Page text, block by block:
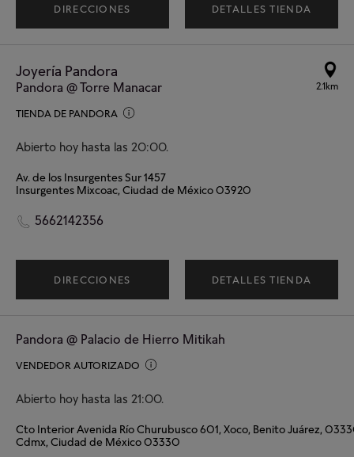
DIRECCIONES DETALLES TIENDA
Joyería Pandora
Pandora @ Torre Manacar
TIENDA DE PANDORA
Abierto hoy hasta las 20:00.
2.1km
Av. de los Insurgentes Sur 1457
Insurgentes Mixcoac, Ciudad de México 03920
5662142356
DIRECCIONES DETALLES TIENDA
Pandora @ Palacio de Hierro Mitikah
VENDEDOR AUTORIZADO
Abierto hoy hasta las 21:00.
Cdmx, Ciudad de México 03330